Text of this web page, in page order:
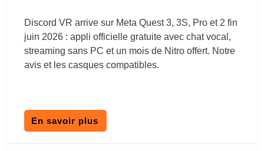
Discord VR arrive sur Meta Quest 3, 3S, Pro et 2 fin
juin 2026 : appli officielle gratuite avec chat vocal,
streaming sans PC et un mois de Nitro offert. Notre
avis et les casques compatibles.
En savoir plus